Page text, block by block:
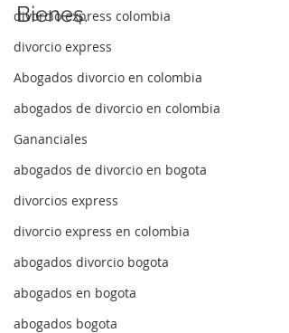
divorcio express colombia
divorcio express
Abogados divorcio en colombia
abogados de divorcio en colombia
Gananciales
abogados de divorcio en bogota
divorcios express
divorcio express en colombia
abogados divorcio bogota
abogados en bogota
abogados bogota
Bienes.